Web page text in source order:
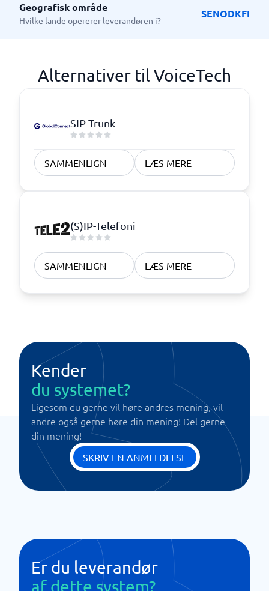
Geografisk område
Hvilke lande opererer leverandøren i?
SENODKFI
Alternativer til VoiceTech
SIP Trunk
SAMMENLIGN LÆS MERE
(S)IP-Telefoni
SAMMENLIGN LÆS MERE
Kender
du systemet?
Ligesom du gerne vil høre andres mening, vil
andre også gerne høre din mening! Del gerne
din mening!
SKRIV EN ANMELDELSE
Er du leverandør
af dette system?